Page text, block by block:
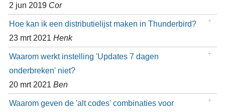
2 jun 2019 Cor
Hoe kan ik een distributielijst maken in Thunderbird?
23 mrt 2021 Henk
Waarom werkt instelling 'Updates 7 dagen
onderbreken' niet?
20 mrt 2021 Ben
Waarom geven de 'alt codes' combinaties voor